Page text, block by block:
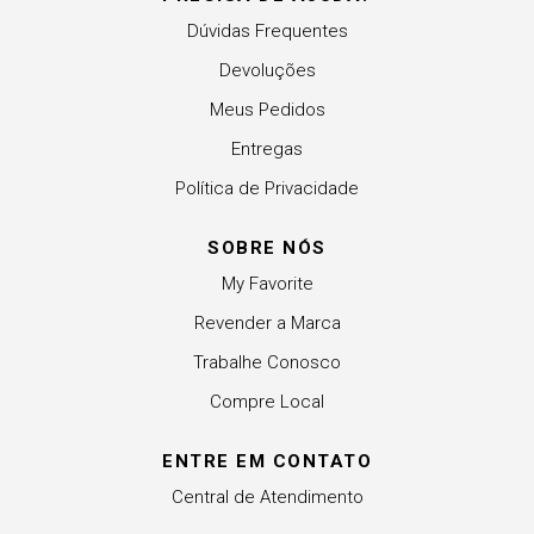
Dúvidas Frequentes
Devoluções
Meus Pedidos
Entregas
Política de Privacidade
SOBRE NÓS
My Favorite
Revender a Marca
Trabalhe Conosco
Compre Local
ENTRE EM CONTATO
Central de Atendimento